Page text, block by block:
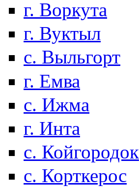
г. Воркута
г. Вуктыл
с. Выльгорт
г. Емва
с. Ижма
г. Инта
с. Койгородок
с. Корткерос